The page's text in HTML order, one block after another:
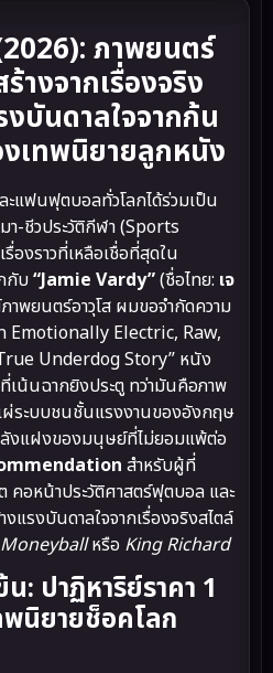
ภาพยนตร์
างจากเรื่องจริง
บันดาลใจจากก้น
เทพนิยายลูกหนัง
แฟนฟุตบอลทั่วโลกได้ร่วมเป็น
-ชีวประวัติกีฬา (Sports
องราวที่เหลือเชื่อที่สุดใน
กับ“Jamie Vardy”(ชื่อไทย: เจ
าพยนตร์อาวุโส ผมขอจำกัดความ
Emotionally Electric, Raw,
Underdog Story” หนัง
เน้นฉากยิงประตู ทว่ามันคือภาพ
ระบบชนชั้นแรงงานของอังกฤษ
ลังแฝงของมนุษย์ที่ไม่ยอมแพ้ต่อ
สำหรับผู้ที่
คอหน้าประวัติศาสตร์ฟุตบอล และ
แรงบันดาลใจจากเรื่องจริงสไตล์
Moneyballหรือ King Richard
: ปาฏิหาริย์ราคา 1
นิยายช็อคโลก